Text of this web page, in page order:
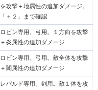
を攻撃＋地属性の追加ダメージ。
「＋２」まで確認
ロビン専用。弓用。１方向を攻撃
＋炎属性の追加ダメージ
ロビン専用。弓用。敵全体を攻撃
＋闇属性の追加ダメージ
レパルド専用。剣用。敵１体を攻